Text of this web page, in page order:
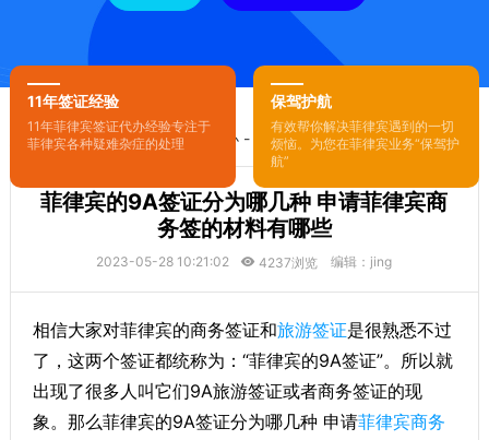
11年签证经验
11年菲律宾签证代办经验专注于
菲律宾各种疑难杂症的处理
保驾护航
有效帮你解决菲律宾遇到的一切
烦恼。为您在菲律宾业务“保驾护
航”
您的位置：首页-菲律宾签证代办- 正文
菲律宾的9A签证分为哪几种 申请菲律宾商
务签的材料有哪些
2023-05-28 10:21:02 4237浏览 编辑：jing
相信大家对菲律宾的商务签证和旅游签证是很熟悉不过
了，这两个签证都统称为：“菲律宾的9A签证”。所以就
出现了很多人叫它们9A旅游签证或者商务签证的现
象。那么菲律宾的9A签证分为哪几种 申请菲律宾商务